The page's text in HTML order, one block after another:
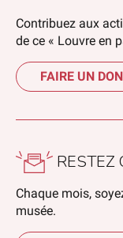
Contribuez aux
de ce « Louvre en
FAIRE UN DON
RESTEZ
Chaque mois,
musée.